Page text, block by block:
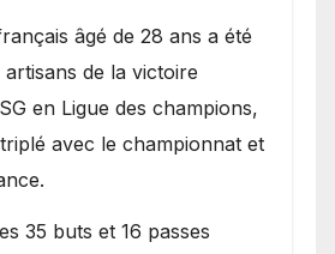
âgé de 28 ans a été
artisans de la victoire
en Ligue des champions,
avec le championnat et
35 buts et 16 passes